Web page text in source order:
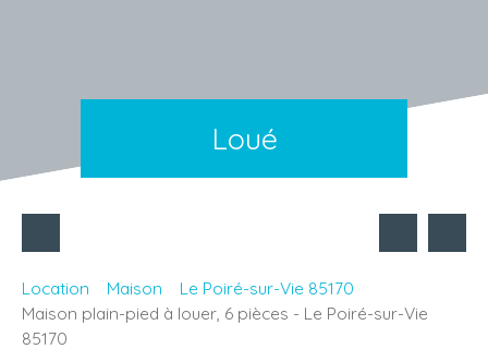
Loué
Location Maison
Le Poiré-sur-Vie 85170
Maison plain-pied à louer, 6 pièces - Le Poiré-sur-Vie
85170